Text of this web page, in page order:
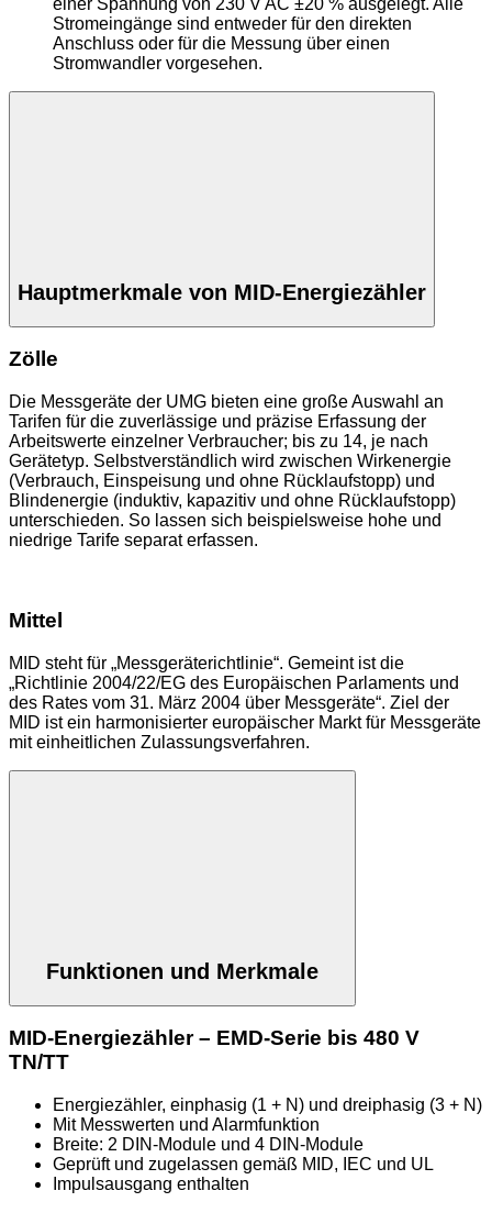
Stromeingänge sind entweder für den direkten
Anschluss oder für die Messung über einen
Stromwandler vorgesehen.
Hauptmerkmale von MID-Energiezähler
Zölle
Die Messgeräte der UMG bieten eine große Auswahl an
Tarifen für die zuverlässige und präzise Erfassung der
Arbeitswerte einzelner Verbraucher; bis zu 14, je nach
Gerätetyp. Selbstverständlich wird zwischen Wirkenergie
(Verbrauch, Einspeisung und ohne Rücklaufstopp) und
Blindenergie (induktiv, kapazitiv und ohne Rücklaufstopp)
unterschieden. So lassen sich beispielsweise hohe und
niedrige Tarife separat erfassen.
Mittel
MID steht für „Messgeräterichtlinie“. Gemeint ist die
„Richtlinie 2004/22/EG des Europäischen Parlaments und
des Rates vom 31. März 2004 über Messgeräte“. Ziel der
MID ist ein harmonisierter europäischer Markt für Messgeräte
mit einheitlichen Zulassungsverfahren.
Funktionen und Merkmale
MID-Energiezähler – EMD-Serie bis 480 V
TN/TT
Energiezähler, einphasig (1 + N) und dreiphasig (3 + N)
Mit Messwerten und Alarmfunktion
Breite: 2 DIN-Module und 4 DIN-Module
Geprüft und zugelassen gemäß MID, IEC und UL
Impulsausgang enthalten